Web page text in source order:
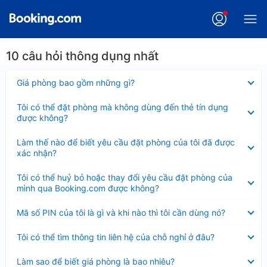
10 câu hỏi thông dụng nhất
Giá phòng bao gồm những gì?
thu
Tôi có thể đặt phòng mà không dùng đến thẻ tín dụng
được không?
thu
gọn
Làm thế nào để biết yêu cầu đặt phòng của tôi đã được
xác nhận?
thu
gọn
Tôi có thể huỷ bỏ hoặc thay đổi yêu cầu đặt phòng của
mình qua Booking.com được không?
thu
gọn
Mã số PIN của tôi là gì và khi nào thì tôi cần dùng nó?
thu
Tôi có thể tìm thông tin liên hệ của chỗ nghỉ ở đâu?
thu
Làm sao để biết giá phòng là bao nhiêu?
thu